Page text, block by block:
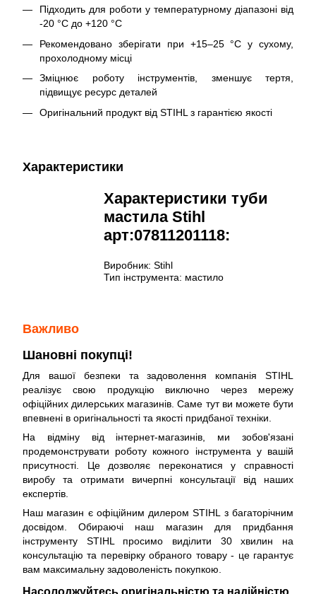
Підходить для роботи у температурному діапазоні від
-20 °C до +120 °C
Рекомендовано зберігати при +15–25 °C у сухому,
прохолодному місці
Зміцнює роботу інструментів, зменшує тертя,
підвищує ресурс деталей
Оригінальний продукт від STIHL з гарантією якості
Характеристики
Характеристики туби
мастила Stihl
арт:07811201118:
Виробник: Stihl
Тип інструмента: мастило
Важливо
Шановні покупці!
Для вашої безпеки та задоволення компанія STIHL
реалізує свою продукцію виключно через мережу
офіційних дилерських магазинів. Саме тут ви можете бути
впевнені в оригінальності та якості придбаної техніки.
На відміну від інтернет-магазинів, ми зобов'язані
продемонструвати роботу кожного інструмента у вашій
присутності. Це дозволяє переконатися у справності
виробу та отримати вичерпні консультації від наших
експертів.
Наш магазин є офіційним дилером STIHL з багаторічним
досвідом. Обираючі наш магазин для придбання
інструменту STIHL просимо виділити 30 хвилин на
консультацію та перевірку обраного товару - це гарантує
вам максимальну задоволеність покупкою.
Насолоджуйтесь оригінальністю та надійністю